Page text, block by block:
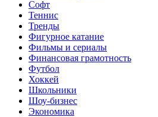
Софт
Теннис
Тренды
Фигурное катание
Фильмы и сериалы
Финансовая грамотность
Футбол
Хоккей
Школьники
Шоу-бизнес
Экономика